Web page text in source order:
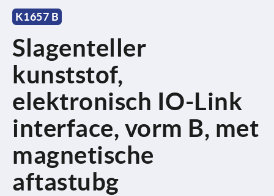
K1657 B
Slagenteller
kunststof,
elektronisch IO-Link
interface, vorm B, met
magnetische
aftastubg